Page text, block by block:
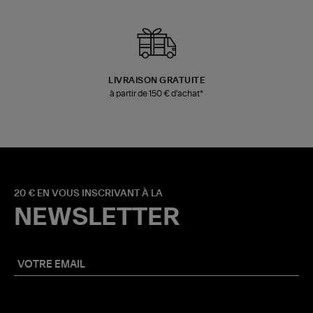
LIVRAISON GRATUITE
à partir de 150 € d'achat*
20 € EN VOUS INSCRIVANT À LA
NEWSLETTER